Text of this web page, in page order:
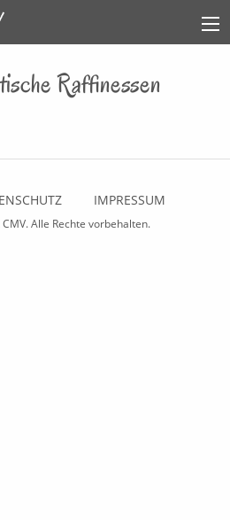
Raffinessen
IMPRESSUM
CMV. Alle Rechte vorbehalten.